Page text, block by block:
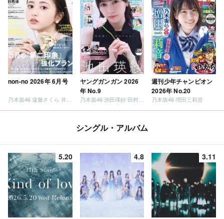
non-no 2026年 6月号
ヤングガンガン 2026
年 No.9
乃木坂46 池田瑛紗 田村真佑
週刊少年チャンピオン
2026年 No.20
乃木坂46 増田三莉音
シングル・アルバム
5.20 4.8 3.11